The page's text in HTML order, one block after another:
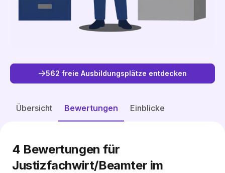
562 freie Ausbildungsplätze entdecken
Übersicht Bewertungen Einblicke
Freie Plätze entdecken
4 Bewertungen für
Justizfachwirt/Beamter im